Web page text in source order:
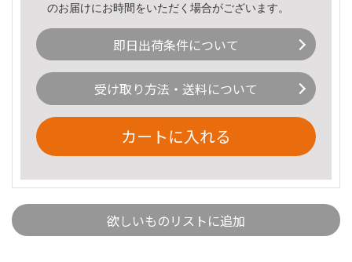
のお届けにお時間をいただく場合がございます。
即日出荷条件について
受け取り方法・送料について
カートに入れる
欲しいものリストに追加